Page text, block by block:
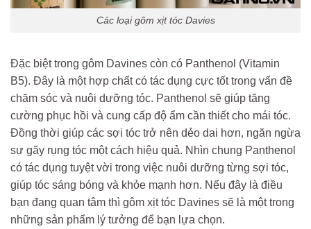
Các loại gôm xịt tóc Davies
Đặc biệt trong gôm Davines còn có Panthenol (Vitamin
B5). Đây là một hợp chất có tác dụng cực tốt trong vấn đề
chăm sóc và nuôi dưỡng tóc. Panthenol sẽ giúp tăng
cường phục hồi và cung cấp độ ẩm cần thiết cho mái tóc.
Đồng thời giúp các sợi tóc trở nên dẻo dai hơn, ngăn ngừa
sự gãy rụng tóc một cách hiệu quả. Nhìn chung Panthenol
có tác dụng tuyệt vời trong việc nuôi dưỡng từng sợi tóc,
giúp tóc sáng bóng và khỏe mạnh hơn. Nếu đây là điều
bạn đang quan tâm thì gôm xịt tóc Davines sẽ là một trong
những sản phẩm lý tưởng để bạn lựa chọn.